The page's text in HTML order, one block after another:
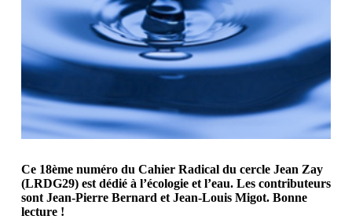
Ce 18ème numéro du Cahier Radical du cercle Jean Zay
(LRDG29) est dédié à l’écologie et l’eau. Les contributeurs
sont Jean-Pierre Bernard et Jean-Louis Migot. Bonne
lecture !